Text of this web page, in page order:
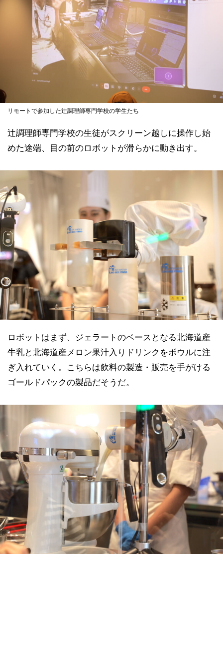
リモートで参加した辻調理師専門学校の学生たち
辻調理師専門学校の生徒がスクリーン越しに操作し始
めた途端、目の前のロボットが滑らかに動き出す。
ロボットはまず、ジェラートのベースとなる北海道産
牛乳と北海道産メロン果汁入りドリンクをボウルに注
ぎ入れていく。こちらは飲料の製造・販売を手がける
ゴールドパックの製品だそうだ。